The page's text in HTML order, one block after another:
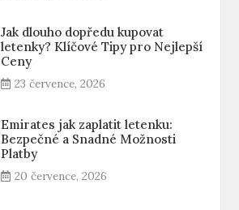
Jak dlouho dopředu kupovat
letenky? Klíčové Tipy pro Nejlepší
Ceny
23 července, 2026
Emirates jak zaplatit letenku:
Bezpečné a Snadné Možnosti
Platby
20 července, 2026